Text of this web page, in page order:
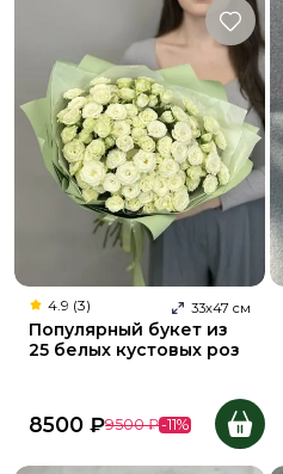
4.9 (3) 33х47 см
Популярный букет из
25 белых кустовых роз
8500 ₽9500 ₽-11%